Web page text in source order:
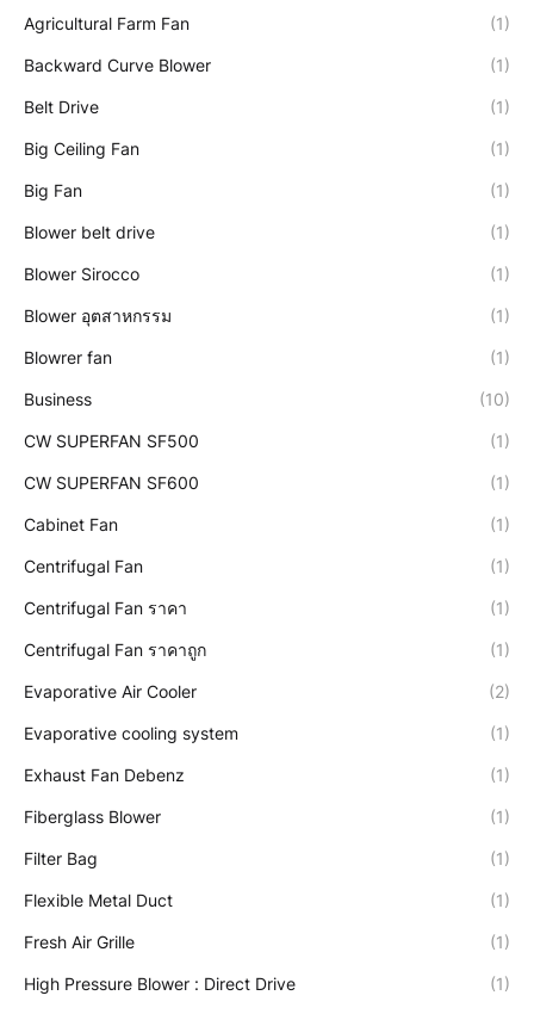
Agricultural Farm Fan (1)
Backward Curve Blower (1)
Belt Drive (1)
Big Ceiling Fan (1)
Big Fan (1)
Blower belt drive (1)
Blower Sirocco (1)
Blower อุตสาหกรรม (1)
Blowrer fan (1)
Business (10)
CW SUPERFAN SF500 (1)
CW SUPERFAN SF600 (1)
Cabinet Fan (1)
Centrifugal Fan (1)
Centrifugal Fan ราคา (1)
Centrifugal Fan ราคาถูก (1)
Evaporative Air Cooler (2)
Evaporative cooling system (1)
Exhaust Fan Debenz (1)
Fiberglass Blower (1)
Filter Bag (1)
Flexible Metal Duct (1)
Fresh Air Grille (1)
High Pressure Blower : Direct Drive (1)